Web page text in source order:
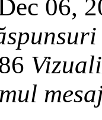
06,